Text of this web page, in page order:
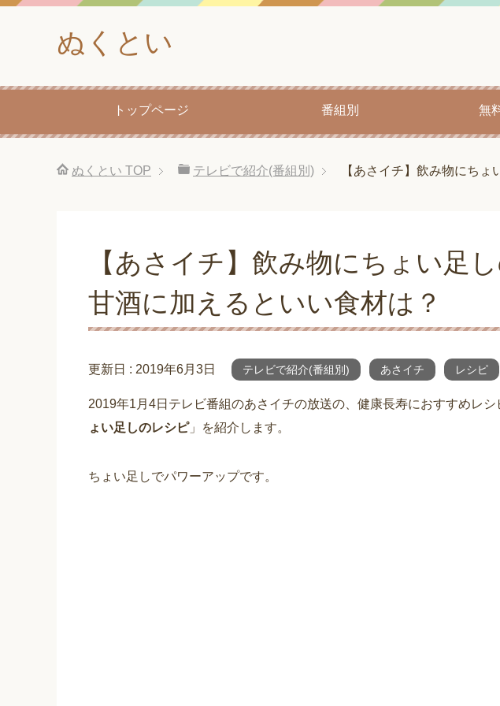
ぬくとい
トップページ 番組別 無
ぬくとい TOP テレビで紹介(番組別) 【あさイチ】飲み物にち
【あさイチ】飲み物にちょい足
甘酒に加えるといい食材は？
更新日 : 2019年6月3日 テレビで紹介(番組別) あさイチ レシピ
2019年1月4日テレビ番組のあさイチの放送の、健康長寿におすすめレシ
ょい足しのレシピ」を紹介します。
ちょい足しでパワーアップです。